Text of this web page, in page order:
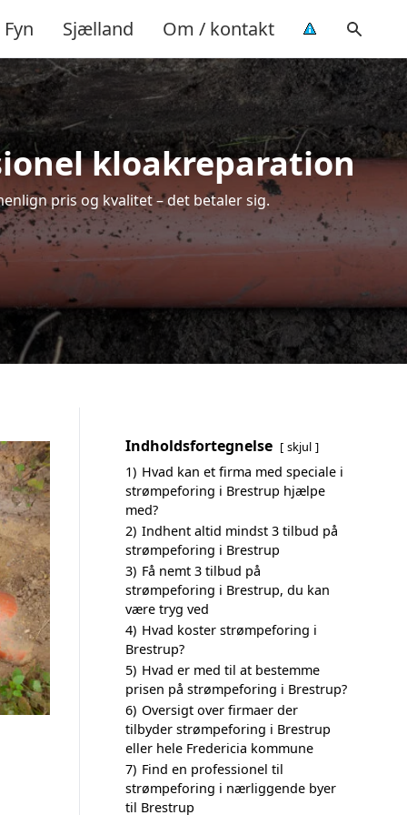
Fyn Sjælland Om / kontakt
kloakreparation
pris og kvalitet – det betaler sig.
Indholdsfortegnelse skjul
1) Hvad kan et firma med speciale i
strømpeforing i Brestrup hjælpe
med?
2) Indhent altid mindst 3 tilbud på
strømpeforing i Brestrup
3) Få nemt 3 tilbud på
strømpeforing i Brestrup, du kan
være tryg ved
4) Hvad koster strømpeforing i
Brestrup?
5) Hvad er med til at bestemme
prisen på strømpeforing i Brestrup?
6) Oversigt over firmaer der
tilbyder strømpeforing i Brestrup
eller hele Fredericia kommune
7) Find en professionel til
strømpeforing i nærliggende byer
til Brestrup